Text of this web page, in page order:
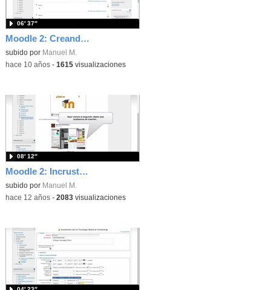
Moodle 2: Creando un curso. Aspectos generales
subido por Manuel M.
06′ 37″
-hace 10 años- 1615visualizaciones
Moodle 2: Incrustar contenido externo
subido por Manuel M.
08′ 12″
-hace 12 años- 2083visualizaciones